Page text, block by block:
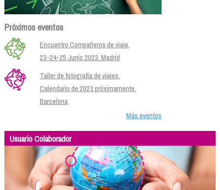
Próximos eventos
Encuentro Compañeros de viaje.
23-24-25 Junio 2023. Madrid
Taller de fotografía de viajes.
Calendario de 2023 próximamente.
Barcelona
Más eventos
Usuario Colaborador